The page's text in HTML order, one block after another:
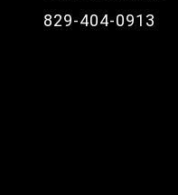
829-404-0913